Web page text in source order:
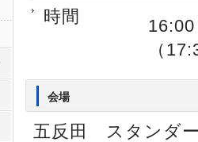
時間
（
会場
五反田 スタンダー